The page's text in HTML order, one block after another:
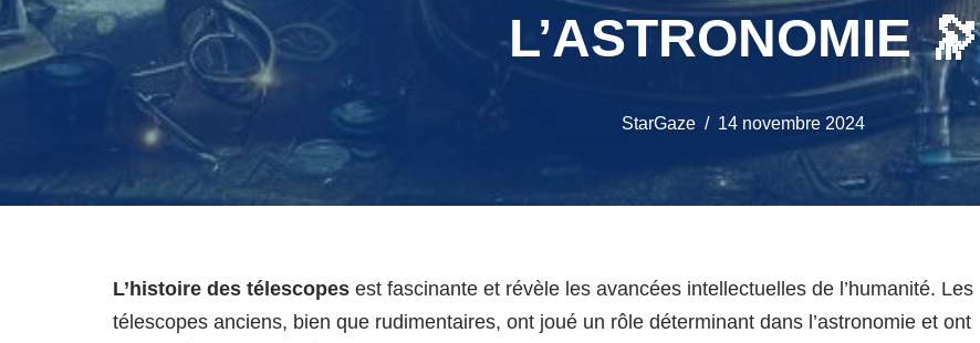
L’ASTRONOMIE 🔭
StarGaze 14 novembre 2024
L’histoire des télescopes est fascinante et révèle les avancées intellectuelles de l’humanité. Les
télescopes anciens, bien que rudimentaires, ont joué un rôle déterminant dans l’astronomie et ont